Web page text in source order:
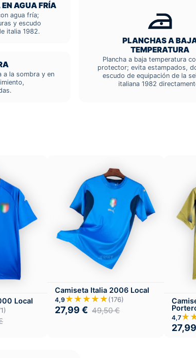
AGUA FRÍA
agua fría;
y escudo
italia 1982.
a la sombra y en
PLANCHAS A
TEMPERATURA
Plancha a baja temperatura
protector; evita estampados,
escudo de equipación de la
italiana 1982
Local
Camiseta Italia 2006 Local
4,9 ★★★★★(176)
27,99 € 49,50€
4,7
27,99